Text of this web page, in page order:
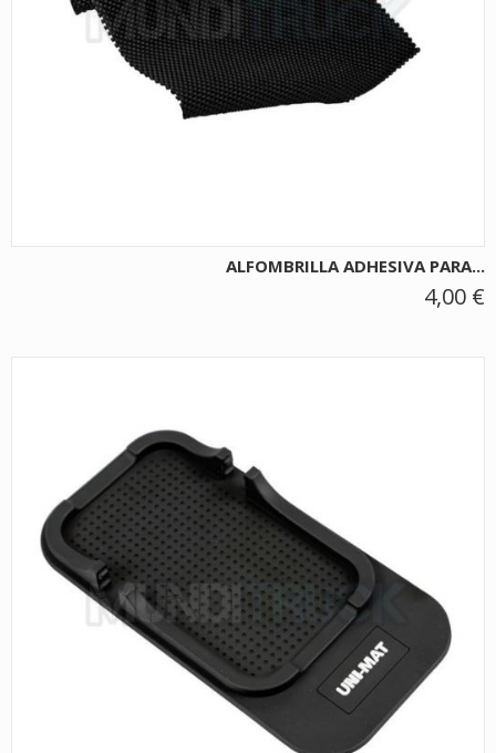
ALFOMBRILLA ADHESIVA PARA...
4,00 €